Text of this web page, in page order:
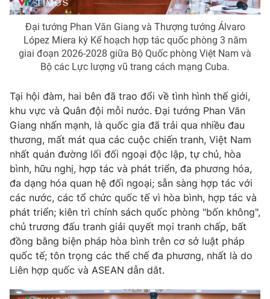
Đại tướng Phan Văn Giang và Thượng tướng Álvaro
López Miera ký Kế hoạch hợp tác quốc phòng 3 năm
giai đoạn 2026-2028 giữa Bộ Quốc phòng Việt Nam và
Bộ các Lực lượng vũ trang cách mạng Cuba.
Tại hội đàm, hai bên đã trao đổi về tình hình thế giới,
khu vực và Quân đội mỗi nước. Đại tướng Phan Văn
Giang nhấn mạnh, là quốc gia đã trải qua nhiều đau
thương, mất mát qua các cuộc chiến tranh, Việt Nam
nhất quán đường lối đối ngoại độc lập, tự chủ, hòa
bình, hữu nghị, hợp tác và phát triển, đa phương hóa,
đa dạng hóa quan hệ đối ngoại; sẵn sàng hợp tác với
các nước, các tổ chức quốc tế vì hòa bình, hợp tác và
phát triển; kiên trì chính sách quốc phòng "bốn không",
chủ trương đấu tranh giải quyết mọi tranh chấp, bất
đồng bằng biện pháp hòa bình trên cơ sở luật pháp
quốc tế; tôn trọng các thể chế đa phương, nhất là do
Liên hợp quốc và ASEAN dẫn dắt.